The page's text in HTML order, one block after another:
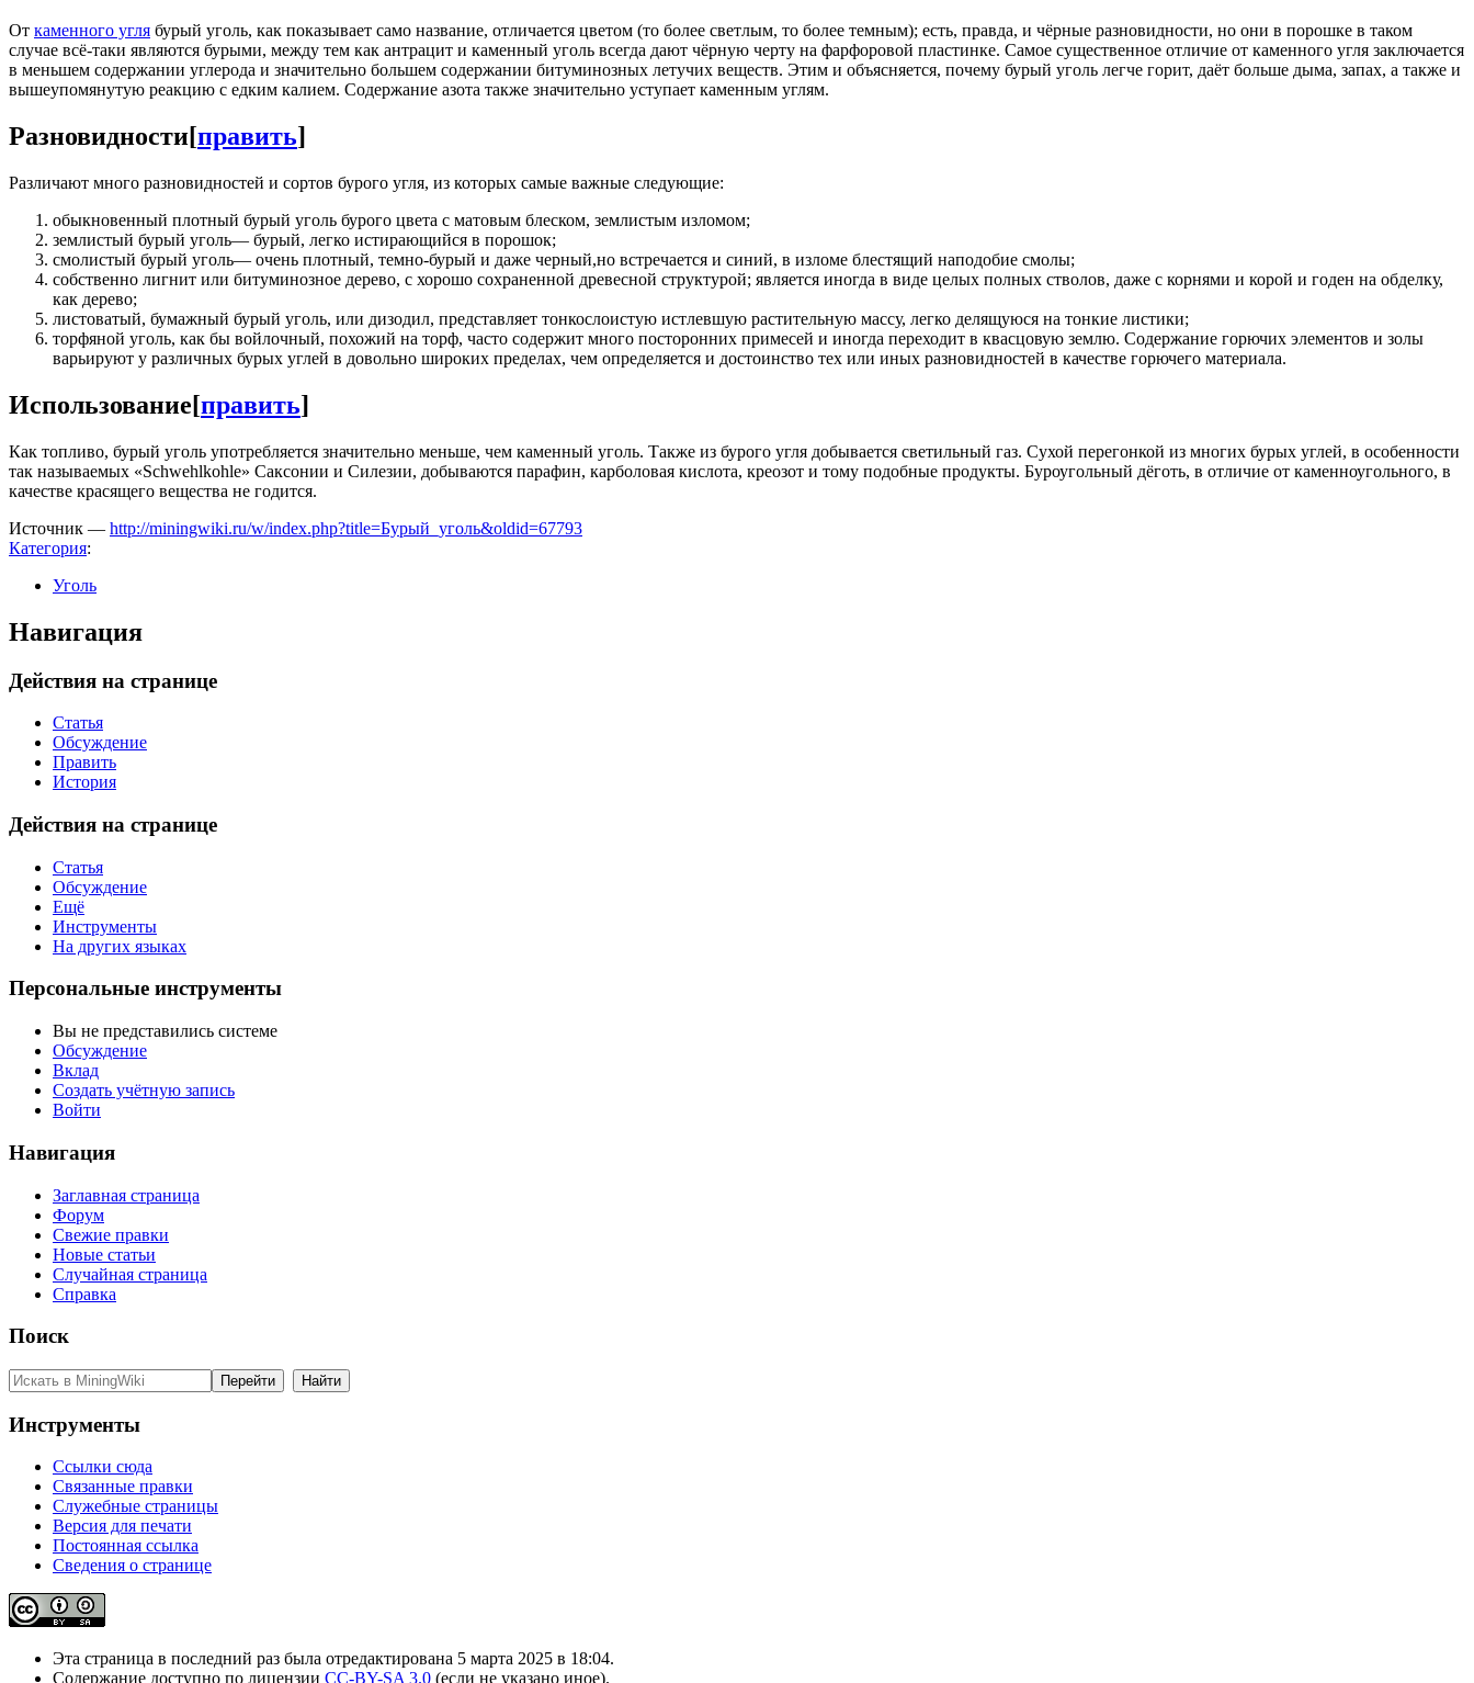
От каменного угля бурый уголь, как показывает само название, отличается цветом (то более светлым, то более темным); есть, правда, и чёрные разновидности, но они в порошке в таком
случае всё-таки являются бурыми, между тем как антрацит и каменный уголь всегда дают чёрную черту на фарфоровой пластинке. Самое существенное отличие от каменного угля заключается
в меньшем содержании углерода и значительно большем содержании битуминозных летучих веществ. Этим и объясняется, почему бурый уголь легче горит, даёт больше дыма, запах, а также и
вышеупомянутую реакцию с едким калием. Содержание азота также значительно уступает каменным углям.
Разновидности[править]
Различают много разновидностей и сортов бурого угля, из которых самые важные следующие:
обыкновенный плотный бурый уголь бурого цвета с матовым блеском, землистым изломом;
землистый бурый уголь— бурый, легко истирающийся в порошок;
смолистый бурый уголь— очень плотный, темно-бурый и даже черный,но встречается и синий, в изломе блестящий наподобие смолы;
собственно лигнит или битуминозное дерево, с хорошо сохраненной древесной структурой; является иногда в виде целых полных стволов, даже с корнями и корой и годен на обделку,
как дерево;
листоватый, бумажный бурый уголь, или дизодил, представляет тонкослоистую истлевшую растительную массу, легко делящуюся на тонкие листики;
торфяной уголь, как бы войлочный, похожий на торф, часто содержит много посторонних примесей и иногда переходит в квасцовую землю. Содержание горючих элементов и золы
варьируют у различных бурых углей в довольно широких пределах, чем определяется и достоинство тех или иных разновидностей в качестве горючего материала.
Использование[править]
Как топливо, бурый уголь употребляется значительно меньше, чем каменный уголь. Также из бурого угля добывается светильный газ. Сухой перегонкой из многих бурых углей, в особенности
так называемых «Schwehlkohle» Саксонии и Силезии, добываются парафин, карболовая кислота, креозот и тому подобные продукты. Буроугольный дёготь, в отличие от каменноугольного, в
качестве красящего вещества не годится.
Источник — http://miningwiki.ru/w/index.php?title=Бурый_уголь&oldid=67793
Категория:
Уголь
Навигация
Действия на странице
Статья
Обсуждение
Править
История
Действия на странице
Статья
Обсуждение
Ещё
Инструменты
На других языках
Персональные инструменты
Вы не представились системе
Обсуждение
Вклад
Создать учётную запись
Войти
Навигация
Заглавная страница
Форум
Свежие правки
Новые статьи
Случайная страница
Справка
Поиск
Инструменты
Ссылки сюда
Связанные правки
Служебные страницы
Версия для печати
Постоянная ссылка
Сведения о странице
Эта страница в последний раз была отредактирована 5 марта 2025 в 18:04.
Содержание доступно по лицензии CC-BY-SA 3.0 (если не указано иное).